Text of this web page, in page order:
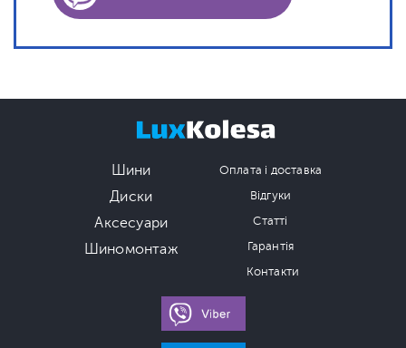
Шини
Диски
Аксесуари
Шиномонтаж
Оплата і доставка
Відгуки
Статті
Гарантія
Контакти